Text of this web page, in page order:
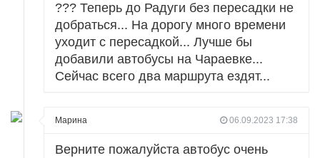
??? Теперь до Радуги без пересадки не
добраться... На дорогу много времени
уходит с пересадкой... Лучше бы
добавили автобусы на Чараевке...
Сейчас всего два маршрута ездят...
Марина 06.09.2023 17:38
Верните пожалуйста автобус очень